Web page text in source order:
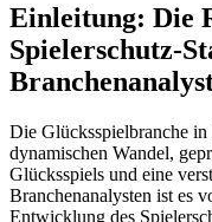
Einleitung: Die
Spielerschutz-
Die Glücksspielbranche
dynamischen Wandel,
Glücksspiels und eine
Branchenanalysten ist es
Entwicklung des